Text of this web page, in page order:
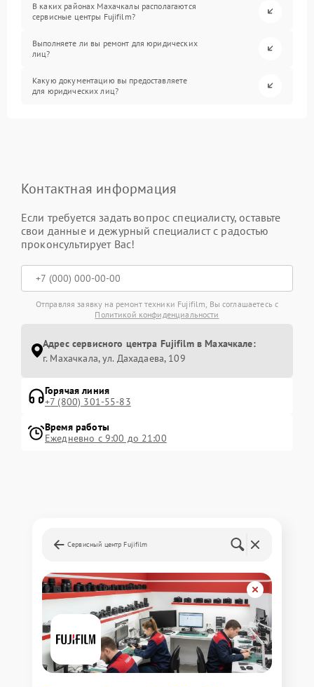
В каких районах Махачкалы располагаются
сервисные центры Fujifilm?
Выполняете ли вы ремонт для юридических
лиц?
Какую документацию вы предоставляете
для юридических лиц?
Контактная информация
Если требуется задать вопрос специалисту, оставьте
свои данные и дежурный специалист с радостью
проконсультирует Вас!
Отправляя заявку на ремонт техники Fujifilm, Вы соглашаетесь с
Политикой конфиденциальности
Адрес сервисного центра Fujifilm в Махачкале:
г. Махачкала, ул. Дахадаева, 109
Горячая линия
+7 (800) 301-55-83
Время работы
Ежедневно с 9:00 до 21:00
Сервисный центр Fujifilm